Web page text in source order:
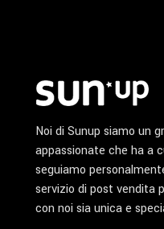
Noi di Sunup siamo un
appassionate che ha a
seguiamo
servizio di post vendita
con noi sia unica e